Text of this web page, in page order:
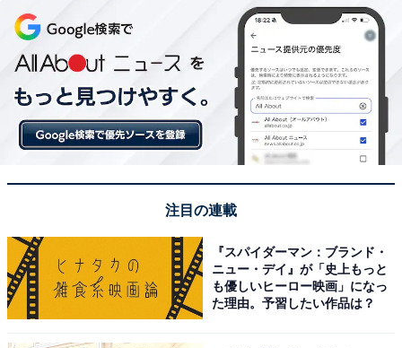
寝る時間を決めて、しっかり睡眠を確保しよう
注目の連載
『スパイダーマン：ブランド・
ニュー・デイ』が「史上もっと
も優しいヒーロー映画」になっ
た理由。予習したい作品は？